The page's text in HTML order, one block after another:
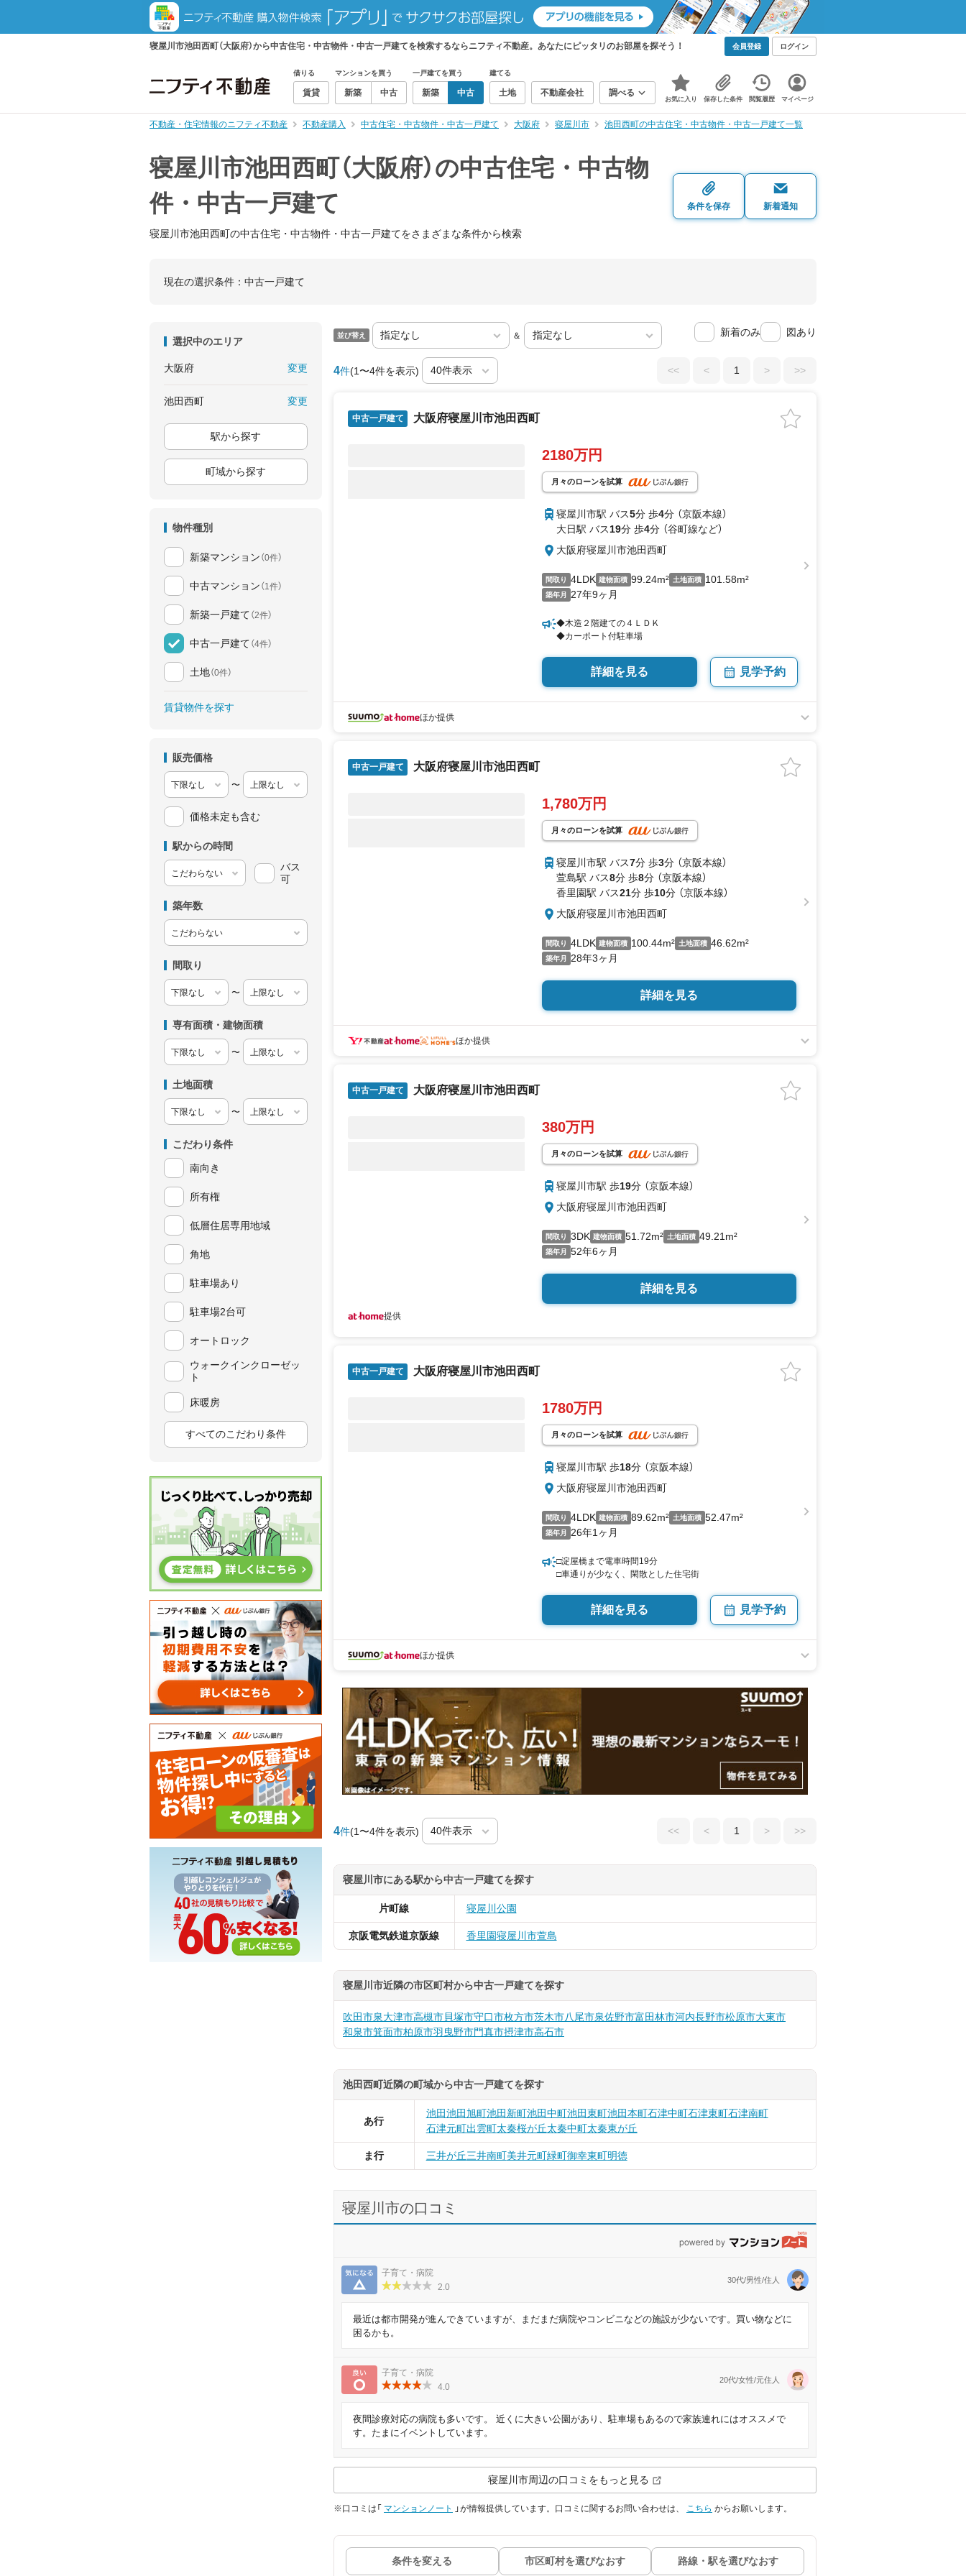
寝屋川市池田西町（大阪府）から中古住宅・中古物件・中古一戸建てを検索するならニフティ不動産。あなたにピッタリのお部屋を探そう！ 会員登録 ログイン
借りる
賃貸
マンションを買う
新築 中古
一戸建てを買う
新築 中古
建てる
土地 不動産会社 調べる
お気に入り 保存した条件 閲覧履歴 マイページ
不動産・住宅情報のニフティ不動産 不動産購入 中古住宅・中古物件・中古一戸建て 大阪府 寝屋川市 池田西町の中古住宅・中古物件・中古一戸建て一覧
寝屋川市池田西町（大阪府）の中古住宅・中古物
件・中古一戸建て
寝屋川市池田西町の中古住宅・中古物件・中古一戸建てをさまざまな条件から検索
条件を保存 新着通知
現在の選択条件： 中古一戸建て
選択中のエリア
大阪府 変更
池田西町 変更
駅から探す
町域から探す
物件種別
新築マンション （0件）
中古マンション （1件）
新築一戸建て （2件）
中古一戸建て （4件）
土地（0件）
賃貸物件を探す
販売価格
〜
価格未定も含む
駅からの時間
バス
可
築年数
間取り
〜
専有面積・建物面積
〜
土地面積
〜
こだわり条件
南向き
所有権
低層住居専用地域
角地
駐車場あり
駐車場2台可
オートロック
ウォークインクローゼッ
ト
床暖房
すべてのこだわり条件
並び替え ＆ 新着のみ 図あり
4件(1〜4件を表示) << < 1 > >>
中古一戸建て 大阪府寝屋川市池田西町
2180万円
月々のローンを試算
寝屋川市駅 バス5分 歩4分 （京阪本線）
大日駅 バス19分 歩4分 （谷町線など）
大阪府寝屋川市池田西町
間取り 4LDK 建物面積 99.24m² 土地面積 101.58m²
築年月 27年9ヶ月
◆木造２階建ての４ＬＤＫ
◆カーポート付駐車場
詳細を見る 見学予約
ほか提供
中古一戸建て 大阪府寝屋川市池田西町
1,780万円
月々のローンを試算
寝屋川市駅 バス7分 歩3分 （京阪本線）
萱島駅 バス8分 歩8分 （京阪本線）
香里園駅 バス21分 歩10分 （京阪本線）
大阪府寝屋川市池田西町
間取り 4LDK 建物面積 100.44m² 土地面積 46.62m²
築年月 28年3ヶ月
詳細を見る
ほか提供
中古一戸建て 大阪府寝屋川市池田西町
380万円
月々のローンを試算
寝屋川市駅 歩19分 （京阪本線）
大阪府寝屋川市池田西町
間取り 3DK 建物面積 51.72m² 土地面積 49.21m²
築年月 52年6ヶ月
詳細を見る
提供
中古一戸建て 大阪府寝屋川市池田西町
1780万円
月々のローンを試算
寝屋川市駅 歩18分 （京阪本線）
大阪府寝屋川市池田西町
間取り 4LDK 建物面積 89.62m² 土地面積 52.47m²
築年月 26年1ヶ月
□淀屋橋まで電車時間19分
□車通りが少なく、閑散とした住宅街
詳細を見る 見学予約
ほか提供
4件(1〜4件を表示) << < 1 > >>
寝屋川市にある駅から中古一戸建てを探す
片町線 寝屋川公園
京阪電気鉄道京阪線 香里園寝屋川市萱島
寝屋川市近隣の市区町村から中古一戸建てを探す
吹田市泉大津市高槻市貝塚市守口市枚方市茨木市八尾市泉佐野市富田林市河内長野市松原市大東市
和泉市箕面市柏原市羽曳野市門真市摂津市高石市
池田西町近隣の町域から中古一戸建てを探す
あ行
池田池田旭町池田新町池田中町池田東町池田本町石津中町石津東町石津南町
石津元町出雲町太秦桜が丘太秦中町太秦東が丘
ま行 三井が丘三井南町美井元町緑町御幸東町明徳
寝屋川市の口コミ
気になる
子育て・病院
2.0
30代/男性/住人
最近は都市開発が進んできていますが、まだまだ病院やコンビニなどの施設が少ないです。買い物などに
困るかも。
良い
子育て・病院
4.0
20代/女性/元住人
夜間診療対応の病院も多いです。 近くに大きい公園があり、駐車場もあるので家族連れにはオススメで
す。たまにイベントしています。
寝屋川市周辺の口コミをもっと見る
※口コミは「 マンションノート 」が情報提供しています。口コミに関するお問い合わせは、 こちら からお願いします。
条件を変える 市区町村を選びなおす 路線・駅を選びなおす